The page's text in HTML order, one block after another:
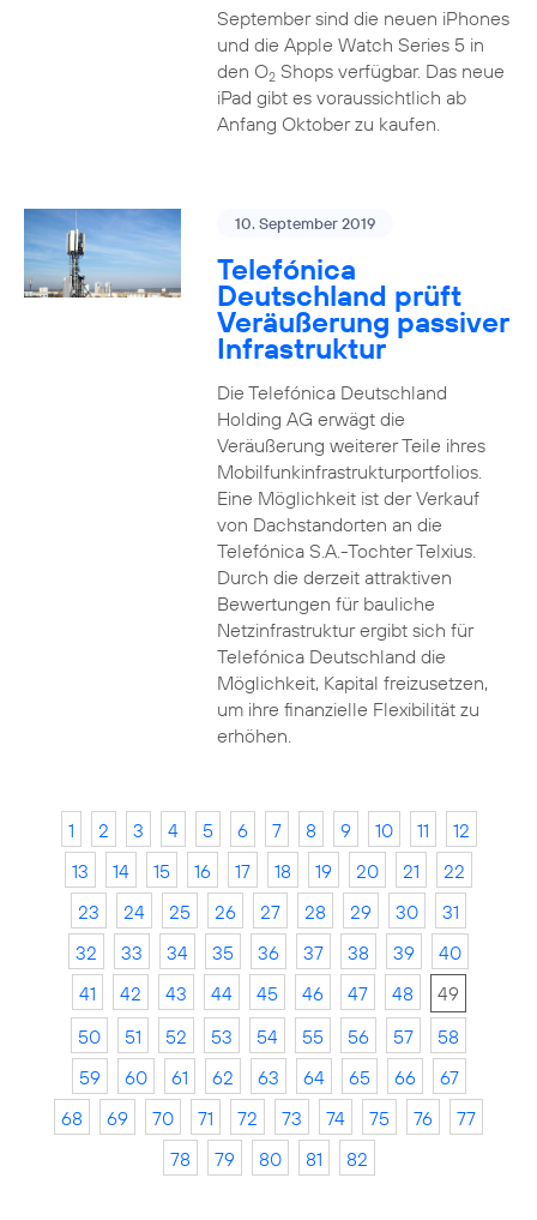
September sind die neuen iPhones
und die Apple Watch Series 5 in
den O2Shops verfügbar. Das neue
iPad gibt es voraussichtlich ab
Anfang Oktober zu kaufen.
10. September 2019
Telefónica
Deutschland prüft
Veräußerung passiver
Infrastruktur
Die Telefónica Deutschland
Holding AG erwägt die
Veräußerung weiterer Teile ihres
Mobilfunkinfrastrukturportfolios.
Eine Möglichkeit ist der Verkauf
von Dachstandorten an die
Telefónica S.A.-Tochter Telxius.
Durch die derzeit attraktiven
Bewertungen für bauliche
Netzinfrastruktur ergibt sich für
Telefónica Deutschland die
Möglichkeit, Kapital freizusetzen,
um ihre finanzielle Flexibilität zu
erhöhen.
1 2 3 4 5 6 7 8 9 10 11
12
13
14 15 16 17 18 19 20 21
22
23
24 25 26 27 28 29 30
31
32
33 34 35 36 37 38 39
40
41
42 43 44 45 46 47 48
49
50
51 52 53 54 55 56 57
58
59
60 61 62 63 64 65 66
67
68
69 70 71 72 73 74 75 76
77
78
79 80 81 82